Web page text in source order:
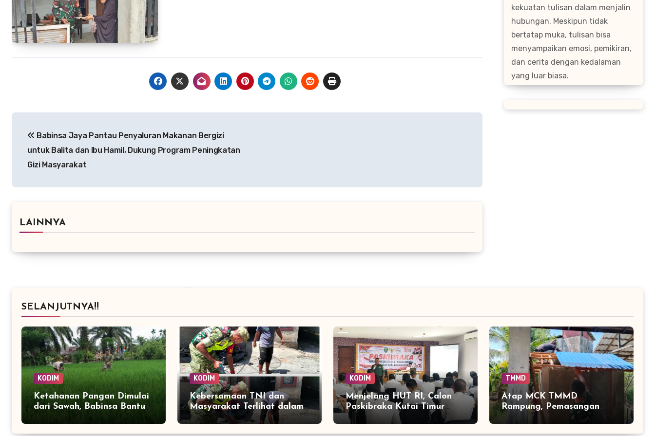
pos Babinsa Jaya Pantau Penyaluran Makanan Bergizi
untuk Balita dan Ibu Hamil, Dukung Program Peningkatan
Gizi Masyarakat
LAINNYA
kekuatan tulisan dalam menjalin
hubungan. Meskipun tidak
bertatap muka, tulisan bisa
menyampaikan emosi, pemikiran,
dan cerita dengan kedalaman
yang luar biasa.
SELANJUTNYA!!
KODIM
Ketahanan Pangan Dimulai
dari Sawah, Babinsa Bantu
Petani Kendalikan Hama
Tanaman
KODIM
Kebersamaan TNI dan
Masyarakat Terlihat dalam
Pembangunan Rumah di
Desa Tanoh Merah
KODIM
Menjelang HUT RI, Calon
Paskibraka Kutai Timur
Digembleng Wawasan
Kebangsaan oleh TNI
TMMD
Atap MCK TMMD
Rampung, Pemasangan
Keramik Menjadi Sentuhan
Akhir Fasilitas Sanitasi di